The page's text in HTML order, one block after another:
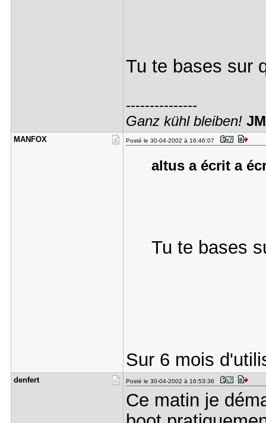
Tu te bases sur
---------------
Ganz kühl bleiben!
MANFOX Posté le 30-04-2002 à 16:46:07
altus a écrit a
Tu te bases
Sur 6 mois
denfert Posté le 30-04-2002 à 16:53:36
Ce matin je